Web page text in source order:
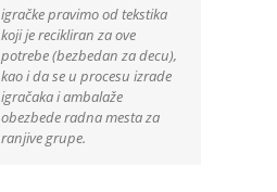
igračke pravimo od tekstika
koji je recikliran za ove
potrebe (bezbedan za decu),
kao i da se u procesu izrade
igračaka i ambalaže
obezbede radna mesta za
ranjive grupe.